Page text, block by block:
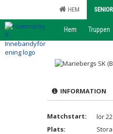
HEM SENIOR
Hem Truppen
INFORMATION
Matchstart:
lör
Plats: